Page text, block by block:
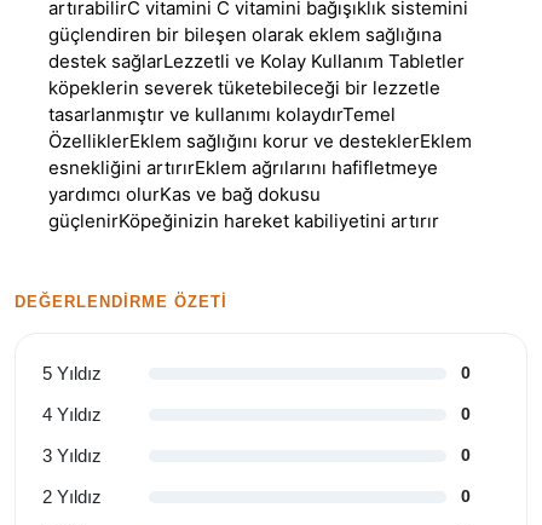
artırabilirC vitamini C vitamini bağışıklık sistemini
güçlendiren bir bileşen olarak eklem sağlığına
destek sağlarLezzetli ve Kolay Kullanım Tabletler
köpeklerin severek tüketebileceği bir lezzetle
tasarlanmıştır ve kullanımı kolaydırTemel
ÖzelliklerEklem sağlığını korur ve desteklerEklem
esnekliğini artırırEklem ağrılarını hafifletmeye
yardımcı olurKas ve bağ dokusu
güçlenirKöpeğinizin hareket kabiliyetini artırır
DEĞERLENDIRME ÖZETI
5 Yıldız 0
4 Yıldız 0
3 Yıldız 0
2 Yıldız 0